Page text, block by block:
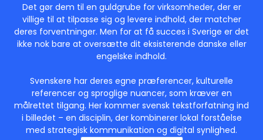
Det gør dem til en guldgrube for virksomheder, der er
villige til at tilpasse sig og levere indhold, der matcher
deres forventninger. Men for at få succes i Sverige er det
ikke nok bare at oversætte dit eksisterende danske eller
engelske indhold.
Svenskere har deres egne præferencer, kulturelle
referencer og sproglige nuancer, som kræver en
målrettet tilgang. Her kommer svensk tekstforfatning ind
i billedet – en disciplin, der kombinerer lokal forståelse
med strategisk kommunikation og digital synlighed.